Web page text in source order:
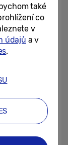
Od
monitor
a Eye
také
co
v
údajů a v
.